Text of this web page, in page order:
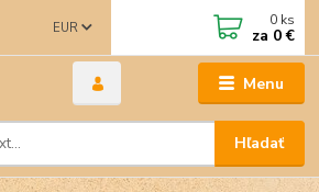
Menu
EUR
Hľadať
0 ks
za 0 €